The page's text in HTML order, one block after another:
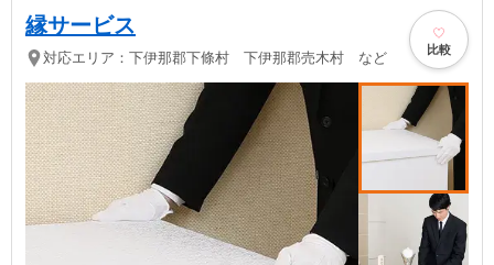
縁サービス
対応エリア： 下伊那郡下條村 下伊那郡売木村 など 比較